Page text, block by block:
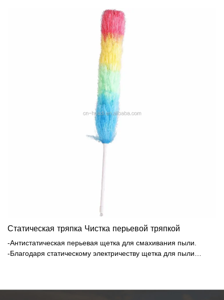
Статическая тряпка Чистка перьевой тряпкой
-Антистатическая перьевая щетка для смахивания пыли.
-Благодаря статическому электричеству щетка для пыли